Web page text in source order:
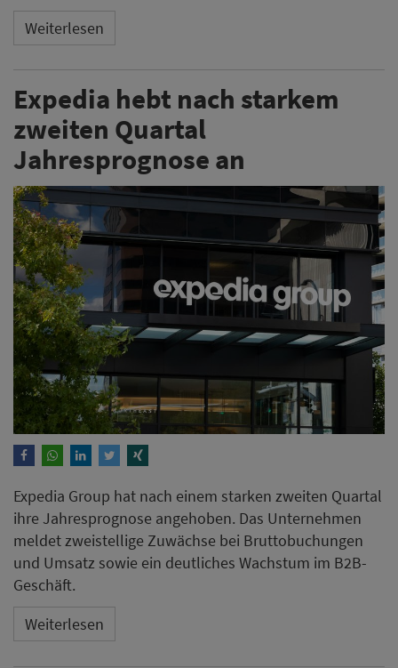
Weiterlesen
Expedia hebt nach starkem
zweiten Quartal
Jahresprognose an
Expedia Group hat nach einem starken zweiten Quartal
ihre Jahresprognose angehoben. Das Unternehmen
meldet zweistellige Zuwächse bei Bruttobuchungen
und Umsatz sowie ein deutliches Wachstum im B2B-
Geschäft.
Weiterlesen